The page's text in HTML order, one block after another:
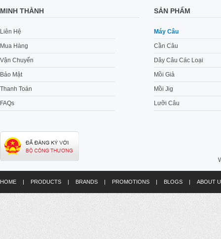
MINH THÀNH
Liên Hệ
Mua Hàng
Vận Chuyển
Bảo Mật
Thanh Toán
FAQs
SẢN PHẨM
Máy Câu
Cần Câu
Dây Câu Các Loại
Mồi Giả
Mồi Jig
Lưỡi Câu
HOME | PRODUCTS | BRANDS | PROMOTIONS | BLOGS | ABOUT